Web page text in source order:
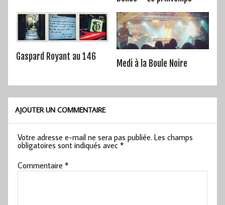
Gaspard Royant au 146
Medi à la Boule Noire
AJOUTER UN COMMENTAIRE
Votre adresse e-mail ne sera pas publiée. Les champs
obligatoires sont indiqués avec*
Commentaire*